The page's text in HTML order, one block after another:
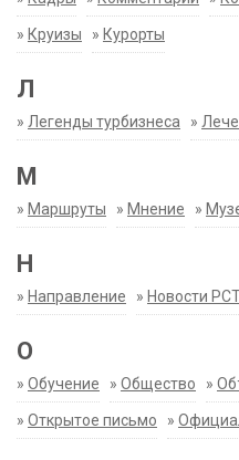
» Круизы » Курорты
Л
» Легенды турбизнеса »
М
» Маршруты » Мнение »
Н
» Направление » Новости
О
» Обучение » Общество »
» Открытое письмо »